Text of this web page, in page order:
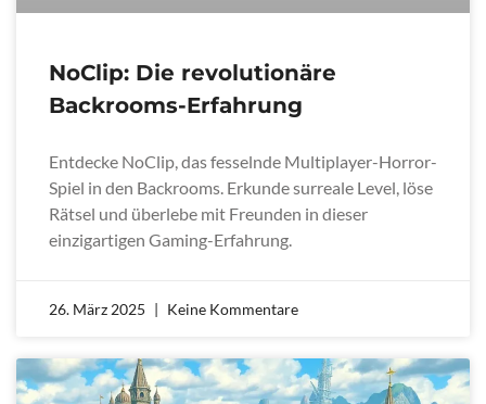
NoClip: Die revolutionäre
Backrooms-Erfahrung
Entdecke NoClip, das fesselnde Multiplayer-Horror-
Spiel in den Backrooms. Erkunde surreale Level, löse
Rätsel und überlebe mit Freunden in dieser
einzigartigen Gaming-Erfahrung.
26. März 2025 Keine Kommentare